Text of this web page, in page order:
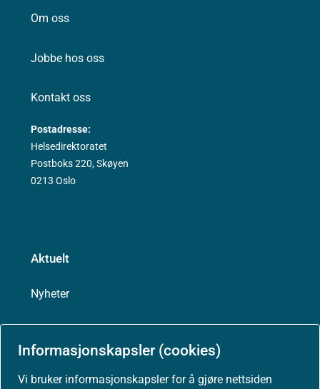
Informasjonskapsler (cookies)
Vi bruker informasjonskapsler for å gjøre nettsiden
Om oss
Jobbe hos oss
Kontakt oss
Postadresse:
Helsedirektoratet
Postboks 220, Skøyen
0213 Oslo
Aktuelt
Nyheter
Høringer